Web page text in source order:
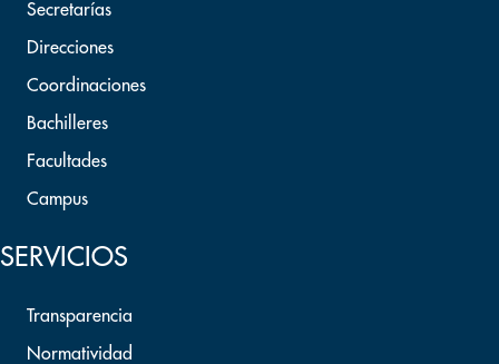
Secretarías
Direcciones
Coordinaciones
Bachilleres
Facultades
Campus
SERVICIOS
Transparencia
Normatividad